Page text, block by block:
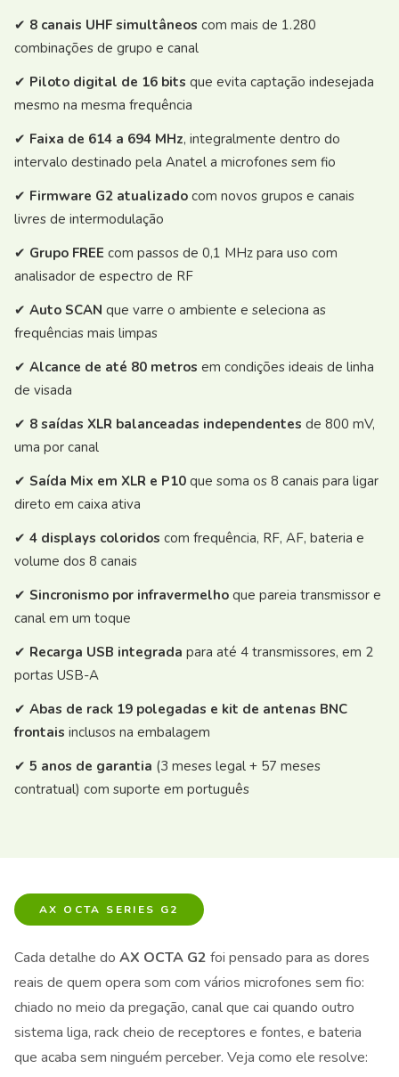
✔ 8 canais UHF simultâneos com mais de 1.280
combinações de grupo e canal
✔ Piloto digital de 16 bits que evita captação indesejada
mesmo na mesma frequência
✔ Faixa de 614 a 694 MHz, integralmente dentro do
intervalo destinado pela Anatel a microfones sem fio
✔ Firmware G2 atualizado com novos grupos e canais
livres de intermodulação
✔ Grupo FREE com passos de 0,1 MHz para uso com
analisador de espectro de RF
✔ Auto SCAN que varre o ambiente e seleciona as
frequências mais limpas
✔ Alcance de até 80 metros em condições ideais de linha
de visada
✔ 8 saídas XLR balanceadas independentes de 800 mV,
uma por canal
✔ Saída Mix em XLR e P10 que soma os 8 canais para ligar
direto em caixa ativa
✔ 4 displays coloridos com frequência, RF, AF, bateria e
volume dos 8 canais
✔ Sincronismo por infravermelho que pareia transmissor e
canal em um toque
✔ Recarga USB integrada para até 4 transmissores, em 2
portas USB-A
✔ Abas de rack 19 polegadas e kit de antenas BNC
frontais inclusos na embalagem
✔ 5 anos de garantia (3 meses legal + 57 meses
contratual) com suporte em português
AX OCTA SERIES G2
Cada detalhe do AX OCTA G2 foi pensado para as dores
reais de quem opera som com vários microfones sem fio:
chiado no meio da pregação, canal que cai quando outro
sistema liga, rack cheio de receptores e fontes, e bateria
que acaba sem ninguém perceber. Veja como ele resolve: